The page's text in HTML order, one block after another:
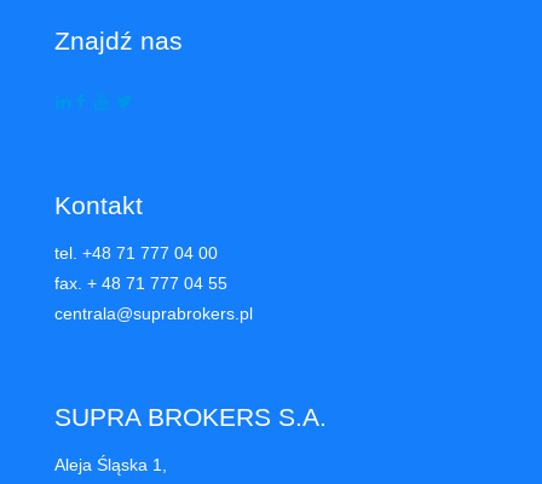
Znajdź nas
Kontakt
tel. +48 71 777 04 00
fax. + 48 71 777 04 55
centrala@suprabrokers.pl
SUPRA BROKERS S.A.
Aleja Śląska 1,